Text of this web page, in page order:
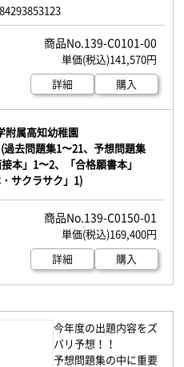
139-C0101-00
141,570円
詳細
購入
附属高知幼稚園
去問題集1〜21、予想問題集
本」1〜2、「合格願書本」
サクラサク」1)
139-C0150-01
169,400円
詳細
購入
今年度の出題内容をズ
バリ予想！！
予想問題集の中に重要